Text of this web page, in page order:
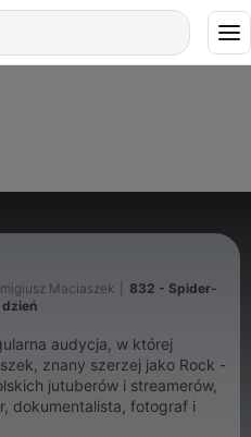
Maciaszek
832 - Spider-
dzień
audycja, w której
znany szerzej jako Rock -
jutuberów i streamerów,
dokumentalista, fotograf i